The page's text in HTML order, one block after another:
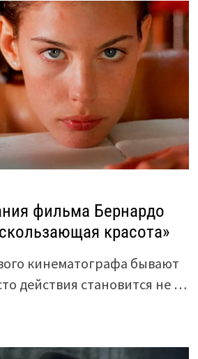
фильма Бернардо
красота»
кинематографа бывают
действия становится не …